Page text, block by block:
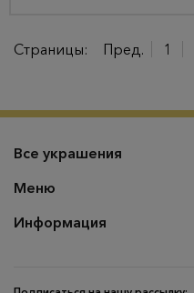
Страницы: Пред. 1
Все украшения
Меню
Информация